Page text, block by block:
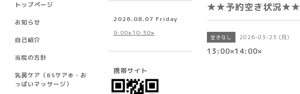
★★予約空き状況★★
空きなし 2026-03-23 (月)
13:00×14:00×
トップページ
お知らせ
自己紹介
当院の方針
乳房ケア（BSケア®︎・お
っぱいマッサージ）
2026.08.07 Friday
9:00×10:30×
携帯サイト